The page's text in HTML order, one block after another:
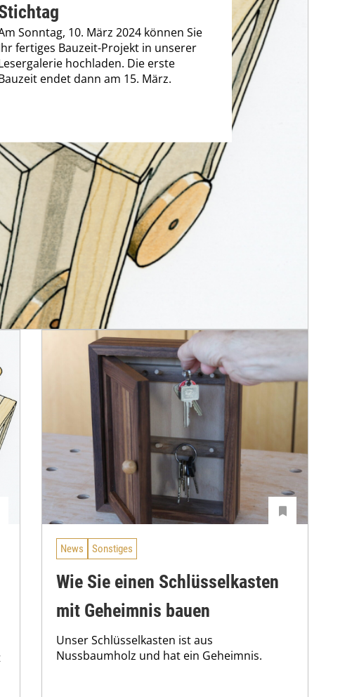
Sonntag, 10. März 2024 können Sie
fertiges Bauzeit-Projekt in unserer
hochladen. Die erste
endet dann am 15. März.
News Sonstiges
Wie Sie einen Schlüsselkasten
mit Geheimnis bauen
Unser Schlüsselkasten ist aus
Nussbaumholz und hat ein Geheimnis.